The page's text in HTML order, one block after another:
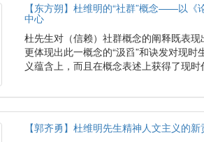
【东方朔】杜维明的“社群”概念——以
中心
杜先生对（信赖）社群概念的阐释既表现
更体现出此一概念的“汲舀”和诀发对现
义蕴含上，而且在概念表述上获得了现时
【郭齐勇】杜维明先生精神人文主义的新